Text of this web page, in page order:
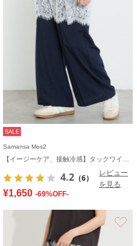
SALE
Samansa Mos2
4.2 （6）
レビュー
を見る
¥1,650 -69%OFF-